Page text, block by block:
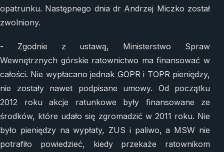
opatrunku. Następnego dnia dr Andrzej Miczko został
zwolniony.
- Zgodnie z ustawą, Ministerstwo Spraw
Wewnętrznych górskie ratownictwo ma finansować w
całości. Nie wypłacano jednak GOPR i TOPR pieniędzy,
nie zostały nawet podpisane umowy. Od początku
2012 roku akcje ratunkowe były finansowane ze
środków, które udało się zgromadzić w 2011 roku. Nie
było pieniędzy na wypłaty, ZUS i paliwo, a MSW nie
potrafiło powiedzieć, kiedy przekaże ratownikom